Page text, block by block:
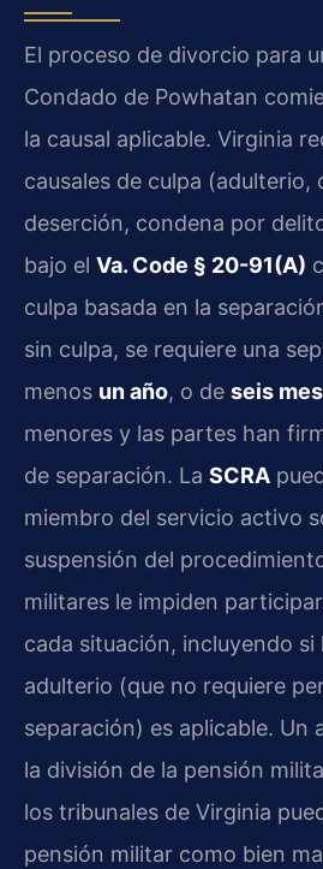
El proceso de divorcio para
Condado de Powhatan
la causal aplicable. Virginia
causales de culpa (adulterio,
deserción, condena por
bajo el Va. Code § 20-91(A)
culpa basada en la
sin culpa, se requiere una
menos un año, o de seis
menores y las partes han
de separación. La SCRA
miembro del servicio activo
suspensión del
militares le impiden
cada situación, incluyendo si
adulterio (que no requiere
separación) es aplicable. Un
la división de la pensión
los tribunales de Virginia
pensión militar como bien